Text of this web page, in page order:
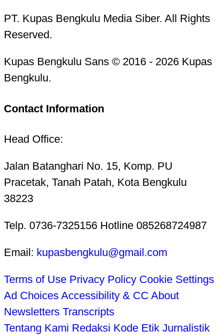
PT. Kupas Bengkulu Media Siber. All Rights
Reserved.
Kupas Bengkulu Sans © 2016 - 2026 Kupas
Bengkulu.
Contact Information
Head Office:
Jalan Batanghari No. 15, Komp. PU
Pracetak, Tanah Patah, Kota Bengkulu
38223
Telp. 0736-7325156 Hotline 085268724987
Email: kupasbengkulu@gmail.com
Terms of Use Privacy Policy Cookie Settings
Ad Choices Accessibility & CC About
Newsletters Transcripts
Tentang Kami Redaksi Kode Etik Jurnalistik